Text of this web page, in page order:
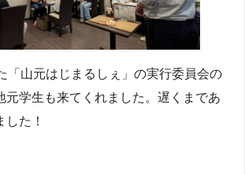
「山元はじまるしぇ」の実行委員会の
元学生も来てくれました。遅くまであ
した！